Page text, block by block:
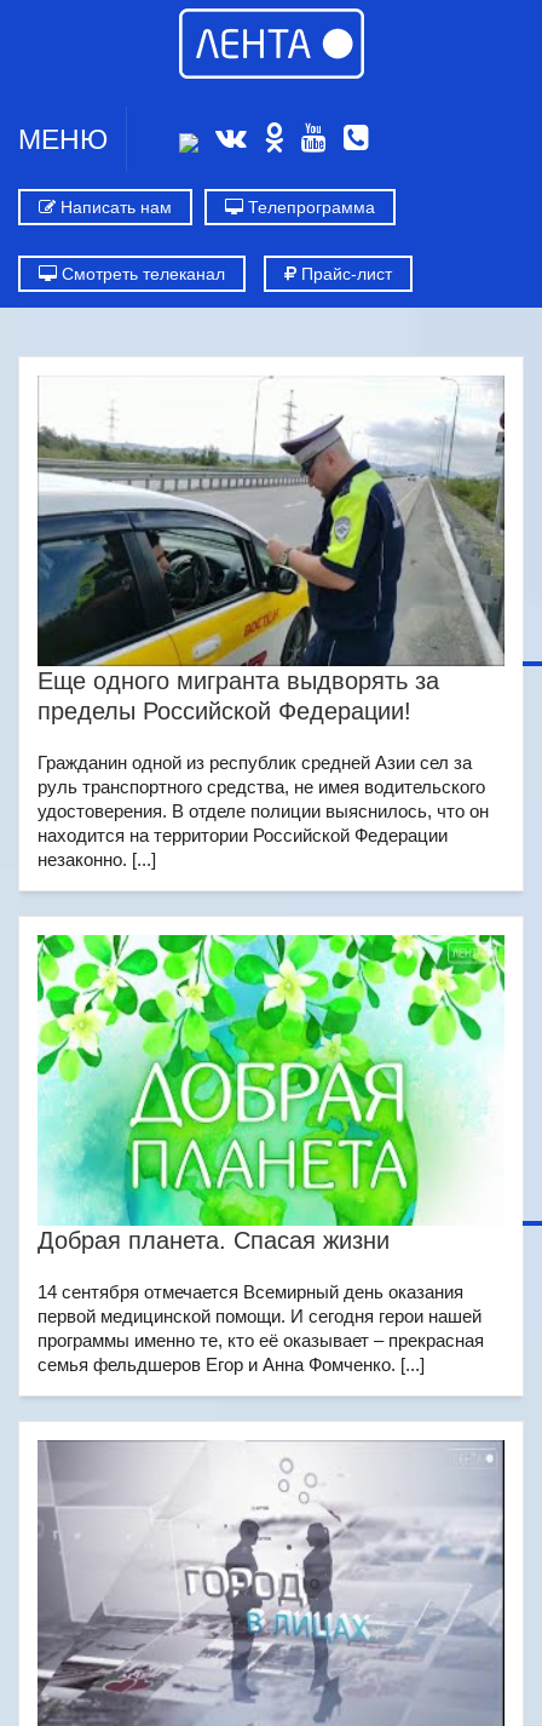
МЕНЮ
Написать нам Телепрограмма
Смотреть телеканал Прайс-лист
Еще одного мигранта выдворять за
пределы Российской Федерации!
Гражданин одной из республик средней Азии сел за
руль транспортного средства, не имея водительского
удостоверения. В отделе полиции выяснилось, что он
находится на территории Российской Федерации
незаконно. [...]
Добрая планета. Спасая жизни
14 сентября отмечается Всемирный день оказания
первой медицинской помощи. И сегодня герои нашей
программы именно те, кто её оказывает – прекрасная
семья фельдшеров Егор и Анна Фомченко. [...]